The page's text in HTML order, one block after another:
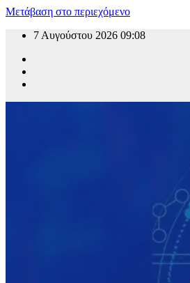
Μετάβαση στο περιεχόμενο
7 Αυγούστου 2026 09:08